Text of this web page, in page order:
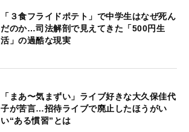
「３食フライドポテト」で中学生はなぜ死ん
だのか…司法解剖で見えてきた「500円生
活」の過酷な現実
「まあ〜気まずい」ライブ好きな大久保佳代
子が苦言…招待ライブで廃止したほうがい
い“ある慣習”とは